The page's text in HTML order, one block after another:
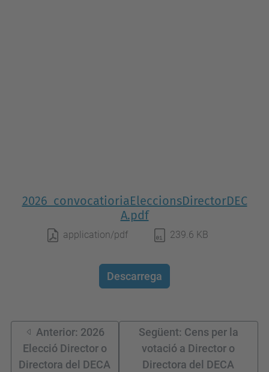
2026_convocatioriaEleccionsDirectorDEC
A.pdf
application/pdf 239.6 KB
Descarrega
Anterior: 2026
Elecció Director o
Directora del DECA
Següent: Cens per la
votació a Director o
Directora del DECA